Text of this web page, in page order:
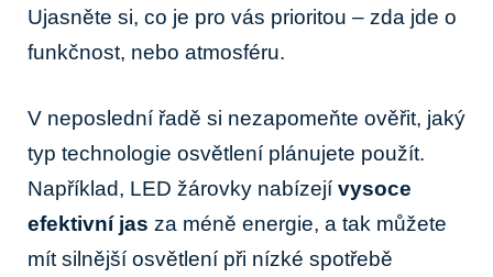
Ujasněte si,⁣ co ​je⁤ pro​ vás ⁤prioritou – zda ⁢jde o
funkčnost, nebo ⁤atmosféru.
V neposlední řadě si nezapomeňte ‌ověřit, jaký
typ technologie osvětlení plánujete použít.
Například,⁣ LED žárovky ​nabízejí vysoce
⁣efektivní jas za méně energie, a‌ tak můžete
mít silnější‌ osvětlení při nízké spotřebě